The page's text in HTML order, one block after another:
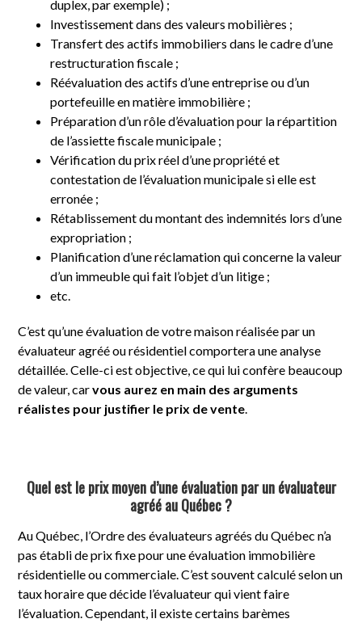
duplex, par exemple) ;
Investissement dans des valeurs mobilières ;
Transfert des actifs immobiliers dans le cadre d’une
restructuration fiscale ;
Réévaluation des actifs d’une entreprise ou d’un
portefeuille en matière immobilière ;
Préparation d’un rôle d’évaluation pour la répartition
de l’assiette fiscale municipale ;
Vérification du prix réel d’une propriété et
contestation de l’évaluation municipale si elle est
erronée ;
Rétablissement du montant des indemnités lors d’une
expropriation ;
Planification d’une réclamation qui concerne la valeur
d’un immeuble qui fait l’objet d’un litige ;
etc.
C’est qu’une évaluation de votre maison réalisée par un
évaluateur agréé ou résidentiel comportera une analyse
détaillée. Celle-ci est objective, ce qui lui confère beaucoup
de valeur, carvous aurez en main des arguments
réalistes pour justifier le prix de vente.
Quel est le prix moyen d’une évaluation par un évaluateur
agréé au Québec ?
Au Québec, l’Ordre des évaluateurs agréés du Québec n’a
pas établi de prix fixe pour une évaluation immobilière
résidentielle ou commerciale. C’est souvent calculé selon un
taux horaire que décide l’évaluateur qui vient faire
l’évaluation. Cependant, il existe certains barèmes